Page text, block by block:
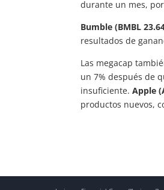
durante un mes,
Bumble (BMBL
resultados de
Las megacap
un 7% después de
insuficiente.Apple
productos nuevos,